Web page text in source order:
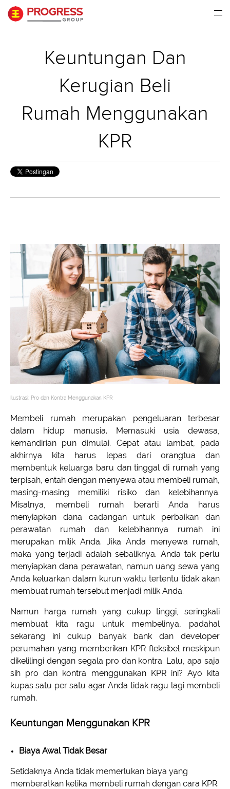
Keuntungan Dan
Kerugian Beli
Rumah Menggunakan
KPR
Ilustrasi: Pro dan Kontra Menggunakan KPR
Membeli rumah merupakan pengeluaran terbesar
dalam hidup manusia. Memasuki usia dewasa,
kemandirian pun dimulai. Cepat atau lambat, pada
akhirnya kita harus lepas dari orangtua dan
membentuk keluarga baru dan tinggal di rumah yang
terpisah, entah dengan menyewa atau membeli rumah,
masing-masing memiliki risiko dan kelebihannya.
Misalnya, membeli rumah berarti Anda harus
menyiapkan dana cadangan untuk perbaikan dan
perawatan rumah dan kelebihannya rumah ini
merupakan milik Anda. Jika Anda menyewa rumah,
maka yang terjadi adalah sebaliknya. Anda tak perlu
menyiapkan dana perawatan, namun uang sewa yang
Anda keluarkan dalam kurun waktu tertentu tidak akan
membuat rumah tersebut menjadi milik Anda.
Namun harga rumah yang cukup tinggi, seringkali
membuat kita ragu untuk membelinya, padahal
sekarang ini cukup banyak bank dan developer
perumahan yang memberikan KPR fleksibel meskipun
dikelilingi dengan segala pro dan kontra. Lalu, apa saja
sih pro dan kontra menggunakan KPR ini? Ayo kita
kupas satu per satu agar Anda tidak ragu lagi membeli
rumah.
Keuntungan Menggunakan KPR
Biaya Awal Tidak Besar
Setidaknya Anda tidak memerlukan biaya yang
memberatkan ketika membeli rumah dengan cara KPR.